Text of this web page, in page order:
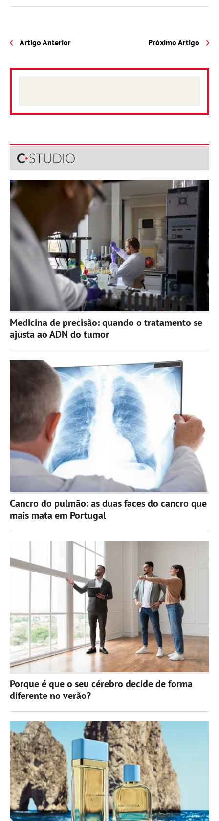
Artigo Anterior Próximo Artigo
Medicina de precisão: quando o tratamento se
ajusta ao ADN do tumor
Cancro do pulmão: as duas faces do cancro que
mais mata em Portugal
Porque é que o seu cérebro decide de forma
diferente no verão?